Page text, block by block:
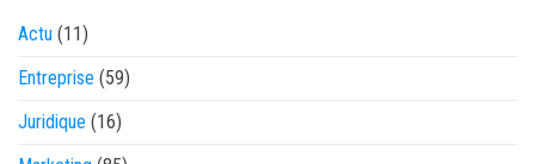
Actu (11)
Entreprise (59)
Juridique (16)